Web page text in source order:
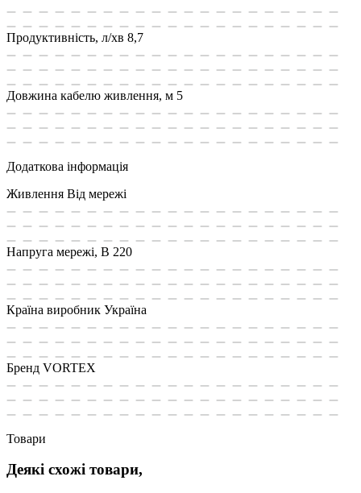
Продуктивність, л/хв 8,7
Довжина кабелю живлення, м 5
Додаткова інформація
Живлення Від мережі
Напруга мережі, В 220
Країна виробник Україна
Бренд VORTEX
Товари
Деякі схожі товари,